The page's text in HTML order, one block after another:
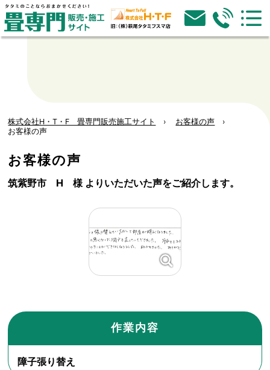
株式会社H・T・F 畳専門販売施工サイト
お客様の声
お客様の声
お客様の声
筑紫野市 H 様 よりいただいた声をご紹介します。
作業内容
障子張り替え